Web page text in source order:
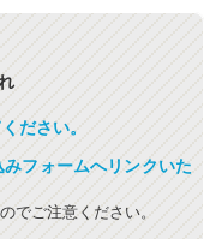
ださい。
フォームへリンクいた
でご注意ください。